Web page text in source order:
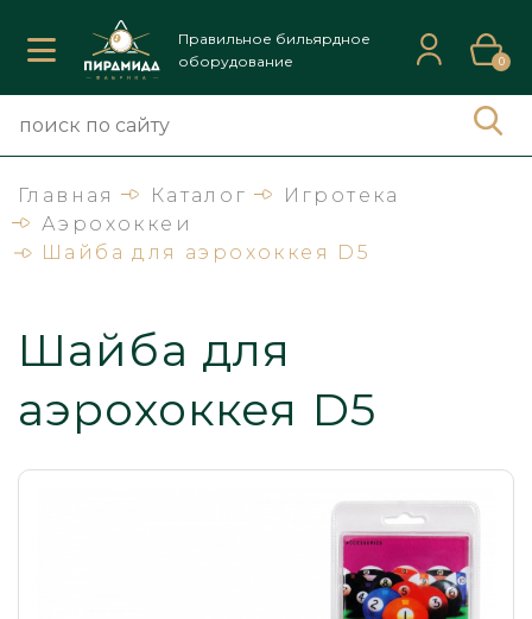
Правильное бильярдное
оборудование
0
Главная Каталог
Игротека
Аэрохоккеи
Шайба для аэрохоккея D5
Шайба для
аэрохоккея D5